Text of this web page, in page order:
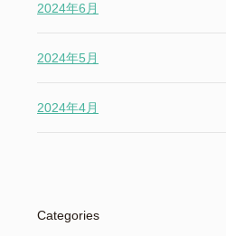
2024年6月
2024年5月
2024年4月
Categories